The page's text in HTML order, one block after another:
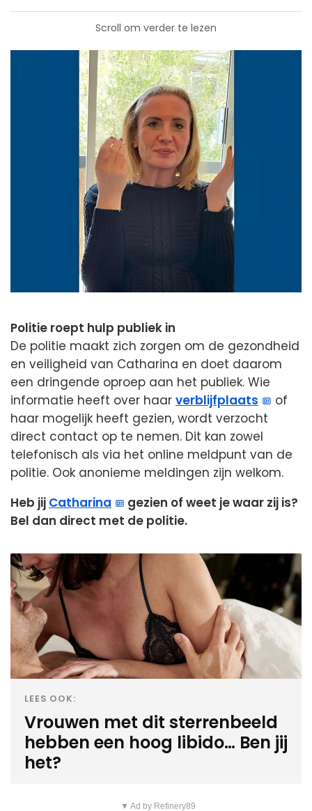
Scroll om verder te lezen
Politie roept hulp publiek in
De politie maakt zich zorgen om de gezondheid
en veiligheid van Catharina en doet daarom
een dringende oproep aan het publiek. Wie
informatie heeft over haar verblijfplaats
of
haar mogelijk heeft gezien, wordt verzocht
direct contact op te nemen. Dit kan zowel
telefonisch als via het online meldpunt van de
politie. Ook anonieme meldingen zijn welkom.
Heb jij Catharina
gezien of weet je waar zij is?
Bel dan direct met de politie.
LEES OOK:
Vrouwen met dit sterrenbeeld
hebben een hoog libido… Ben jij
het?
▼ Ad by Refinery89